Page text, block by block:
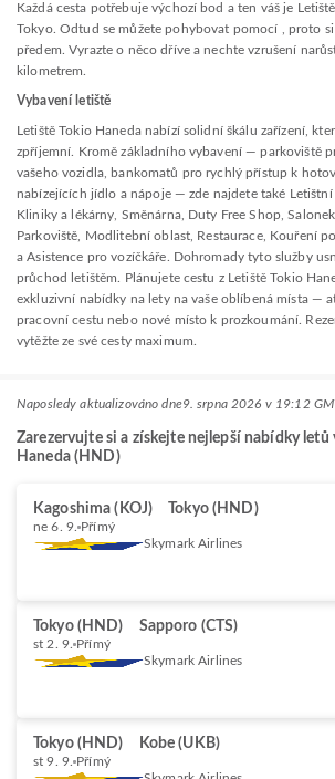
Každá cesta potřebuje výchozí bod a ten váš je
Tokyo. Odtud se můžete pohybovat pomocí , proto
předem. Vyrazte o něco dříve a nechte vzrušení
kilometrem.
Vybavení letiště
Letiště Tokio Haneda nabízí solidní škálu zařízení,
zpříjemní. Kromě základního vybavení — parkoviště
vašeho vozidla, bankomatů pro rychlý přístup k
nabízejících jídlo a nápoje — zde najdete také Letištní
Kliniky a lékárny, Směnárna, Duty Free Shop,
Parkoviště, Modlitební oblast, Restaurace, Kouření
a Asistence pro vozíčkáře. Dohromady tyto služby
průchod letištěm. Plánujete cestu z Letiště Tokio
exkluzivní nabídky na lety na vaše oblíbená místa —
pracovní cestu nebo nové místo k prozkoumání.
vytěžte ze své cesty maximum.
Naposledy aktualizováno dne9. srpna 2026 v 19:12
Zarezervujte si a získejte nejlepší nabídky letů
Haneda (HND)
Kagoshima (KOJ) Tokyo (HND)
ne 6. 9. Přímý
Skymark Airlines
Tokyo (HND) Sapporo (CTS)
st 2. 9. Přímý
Skymark Airlines
Tokyo (HND) Kobe (UKB)
st 9. 9. Přímý